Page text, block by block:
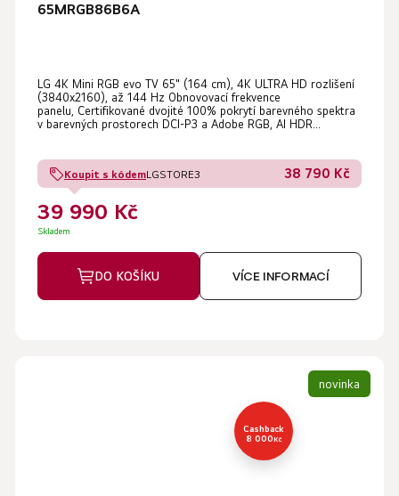
65MRGB86B6A
LG 4K Mini RGB evo TV 65" (164 cm), 4K ULTRA HD rozlišení
(3840x2160), až 144 Hz Obnovovací frekvence
panelu, Certifikované dvojité 100% pokrytí barevného spektra
v barevných prostorech DCI-P3 a Adobe RGB, AI HDR...
Koupit s kódemLGSTORE3 38 790 Kč
39 990 Kč
Skladem
DO KOŠÍKU VÍCE INFORMACÍ
novinka
Cashback
8 000Kč